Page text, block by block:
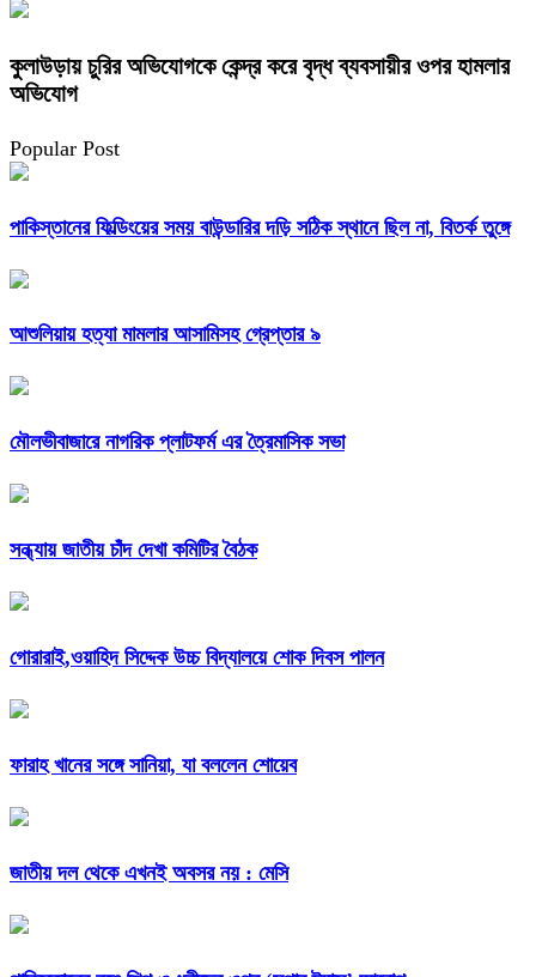
কুলাউড়ায় চুরির অভিযোগকে কেন্দ্র করে বৃদ্ধ ব্যবসায়ীর ওপর হামলার
অভিযোগ
Popular Post
পাকিস্তানের ফিল্ডিংয়ের সময় বাউন্ডারির দড়ি সঠিক স্থানে ছিল না, বিতর্ক তুঙ্গে
আশুলিয়ায় হত্যা মামলার আসামিসহ গ্রেপ্তার ৯
মৌলভীবাজারে নাগরিক প্লাটফর্ম এর ত্রৈমাসিক সভা
সন্ধ্যায় জাতীয় চাঁদ দেখা কমিটির বৈঠক
গোরারাই,ওয়াহিদ সিদ্দেক উচ্চ বিদ্যালয়ে শোক দিবস পালন
ফারাহ খানের সঙ্গে সানিয়া, যা বললেন শোয়েব
জাতীয় দল থেকে এখনই অবসর নয় : মেসি